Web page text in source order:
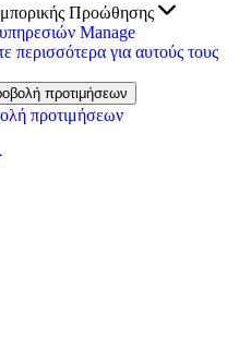
Προώθησης
Manage
περισσότερα για αυτούς τους
προτιμήσεων
προτιμήσεων